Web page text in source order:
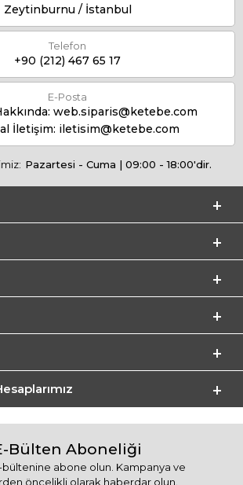
Zeytinburnu / İstanbul
Telefon
+90 (212) 467 65 17
E-Posta
web.siparis@ketebe.com
İletişim: iletisim@ketebe.com
Pazartesi - Cuma | 09:00 - 18:00'dir.
Bülten Aboneliği
abone olun. Kampanya ve
öncelikli olarak haberdar olun.